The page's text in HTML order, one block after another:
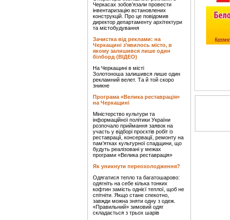
Черкасах зобов’язали провести
інвентаризацію встановлених
конструкцій. Про це повідомив
директор департаменту архітектури
та містобудування
Зачистка від реклами: на
Черкащині з’явилось місто, в
якому залишився лише один
білборд (ВІДЕО)
На Черкащині в місті
Золотоноша залишився лише один
рекламний велет. Та й той скоро
зникне
Програма «Велика реставрація»
на Черкащині
Міністерство культури та
інформаційної політики України
розпочало приймання заявок на
участь у відборі проєктів робіт із
реставрації, консервації, ремонту на
пам’ятках культурної спадщини, що
будуть реалізовані у межах
програми «Велика реставрація»
Як уникнути переохолодження?
Одягатися тепло та багатошарово:
одягніть на себе кілька тонких
кофтин замість однієї теплої, щоб не
спітніти. Якщо стане спекотно,
завжди можна зняти одну з одеж.
«Правильний» зимовий одяг
складається з трьох шарів